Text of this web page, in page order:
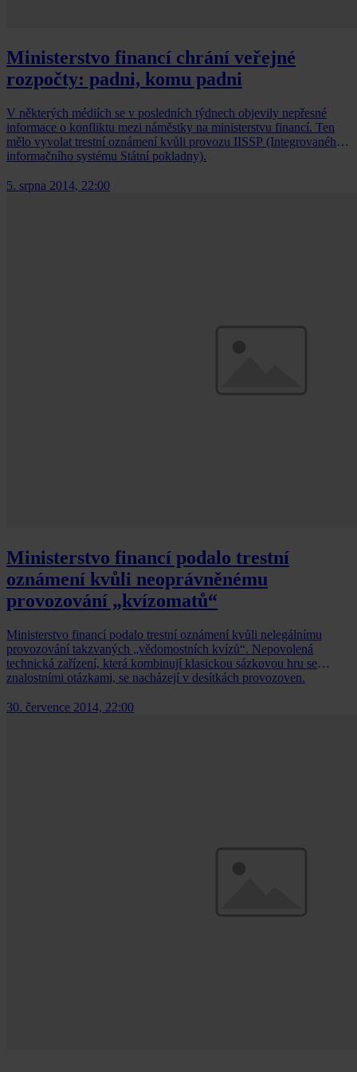
Ministerstvo financí chrání veřejné
rozpočty: padni, komu padni
V některých médiích se v posledních týdnech objevily nepřesné
informace o konfliktu mezi náměstky na ministerstvu financí. Ten
mělo vyvolat trestní oznámení kvůli provozu IISSP (Integrovaného
informačního systému Státní pokladny).
5. srpna 2014, 22:00
Ministerstvo financí podalo trestní
oznámení kvůli neoprávněnému
provozování „kvízomatů“
Ministerstvo financí podalo trestní oznámení kvůli nelegálnímu
provozování takzvaných „vědomostních kvízů“. Nepovolená
technická zařízení, která kombinují klasickou sázkovou hru se
znalostními otázkami, se nacházejí v desítkách provozoven.
30. července 2014, 22:00